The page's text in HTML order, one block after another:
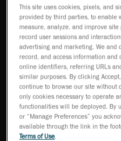
0.025の精度
This site uses cookies, pixels, and
provided by third parties, to enable
measure, analyze, and improve
record user sessions and
advertising and marketing. We and
record, and access information and
online identifiers, referring URLs
similar purposes. By clicking
continue to browse our site without
only cookies necessary to operate
functionalities will be deployed. By
or “Manage Preferences” you
available through the link in the
Terms of Use.